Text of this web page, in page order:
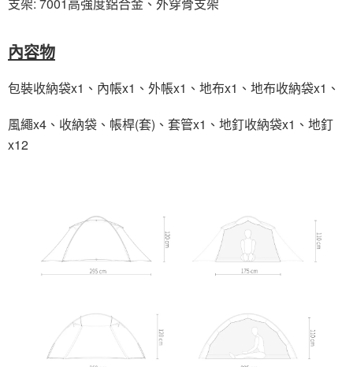
內容物
包裝收納袋x1、內帳x1、外帳x1、地布x1、地布收納袋x1、
風繩x4、收納袋、帳桿(套)、套管x1、地釘收納袋x1、地釘
x12